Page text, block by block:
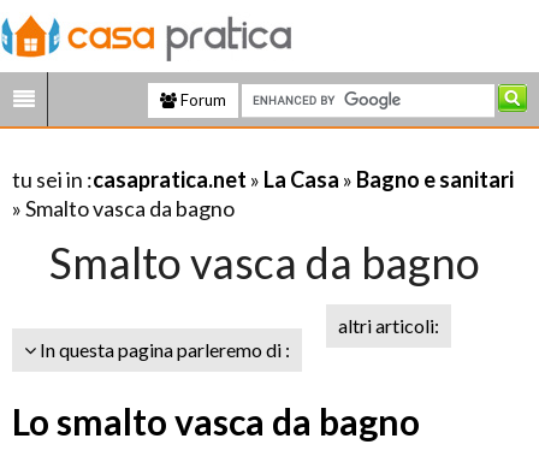
Forum
tu sei in :casapratica.net » La Casa » Bagno e sanitari
» Smalto vasca da bagno
Smalto vasca da bagno
In questa pagina parleremo di :
altri articoli:
Lo smalto vasca da bagno